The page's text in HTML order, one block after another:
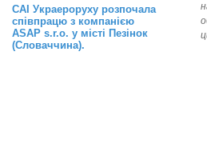
САІ Украероруху розпочала
співпрацю з компанією
ASAP s.r.o. у місті Пезінок
(Словаччина).